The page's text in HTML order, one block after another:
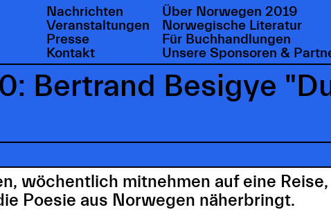
Nachrichten
Veranstaltungen
Presse
Kontakt
Über Norwegen 2019
Norwegische Literatur
Für Buchhandlungen
Unsere Sponsoren &
Bertrand Besigye
wöchentlich mitnehmen auf eine Reise,
Poesie aus Norwegen näherbringt.